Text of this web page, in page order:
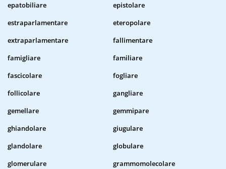
epatobiliare
epistolare
estraparlamentare
eteropolare
extraparlamentare
fallimentare
famigliare
familiare
fascicolare
fogliare
follicolare
gangliare
gemellare
gemmipare
ghiandolare
giugulare
glandolare
globulare
glomerulare
grammomolecolare